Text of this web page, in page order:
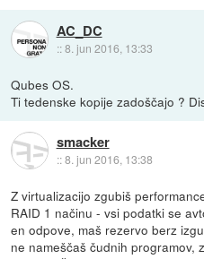
AC_DC
::8. jun 2016, 13:33
Qubes OS.
Ti tedenske kopije zadoščajo ?
smacker
::8. jun 2016, 13:38
Z virtualizacijo zgubiš
RAID 1 načinu - vsi podatki se
en odpove, maš rezervo berz
ne nameščaš čudnih programov,